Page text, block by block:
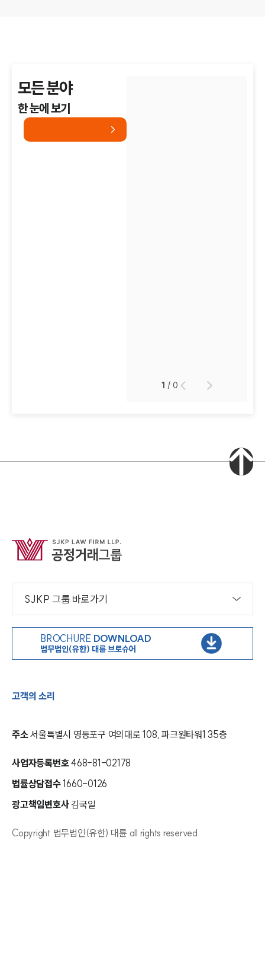
모든 분야
한 눈에 보기
1 /0
SJKP 그룹 바로가기
BROCHURE DOWNLOAD
법무법인(유한) 대륜 브로슈어
고객의 소리
주소서울특별시 영등포구 여의대로 108, 파크원타워1 35층
사업자등록번호468-81-02178
법률상담접수1660-0126
광고책임변호사 김국일
Copyright 법무법인(유한) 대륜 all rights reserved